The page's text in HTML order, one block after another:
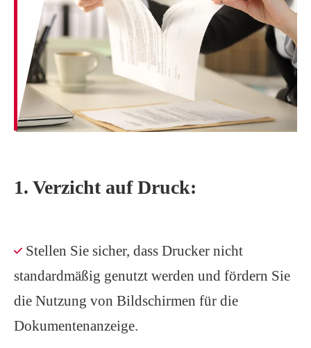
1. Verzicht auf Druck:
Stellen Sie sicher, dass Drucker nicht
standardmäßig genutzt werden und fördern Sie
die Nutzung von Bildschirmen für die
Dokumentenanzeige.